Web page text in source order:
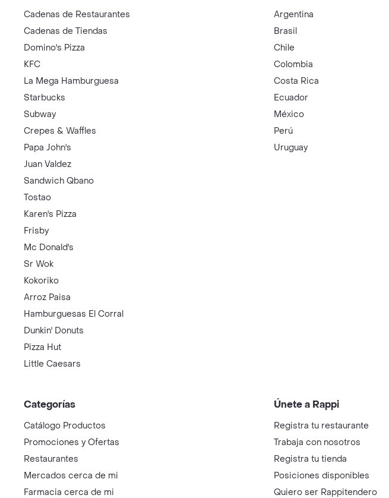
Cadenas de Restaurantes
Cadenas de Tiendas
Domino's Pizza
KFC
La Mega Hamburguesa
Starbucks
Subway
Crepes & Waffles
Papa John's
Juan Valdez
Sandwich Qbano
Tostao
Karen's Pizza
Frisby
Mc Donald's
Sr Wok
Kokoriko
Arroz Paisa
Hamburguesas El Corral
Dunkin' Donuts
Pizza Hut
Little Caesars
Argentina
Brasil
Chile
Colombia
Costa Rica
Ecuador
México
Perú
Uruguay
Categorías
Catálogo Productos
Promociones y Ofertas
Restaurantes
Mercados cerca de mi
Farmacia cerca de mi
Únete a Rappi
Registra tu restaurante
Trabaja con nosotros
Registra tu tienda
Posiciones disponibles
Quiero ser Rappitendero